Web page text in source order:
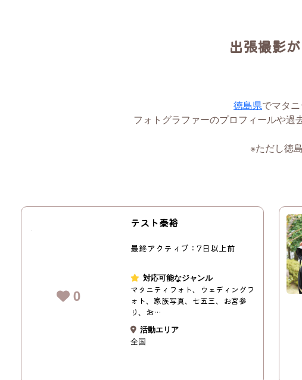
出張撮影
徳島県でマタ
フォトグラファーのプロフィールや過
※ただし徳
0
テスト泰裕
最終アクティブ：7日以上前
対応可能なジャンル
マタニティフォト、ウェディングフ
ォト、家族写真、七五三、お宮参
り、お…
活動エリア
全国